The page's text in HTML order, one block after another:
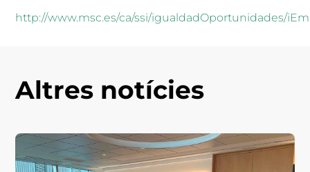
http://www.msc.es/ca/ssi/igualdadOportunidades/
Altres notícies